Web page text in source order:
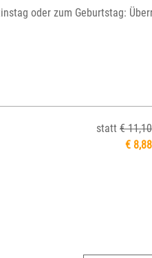
oder zum Geburtstag:
statt € 11,10
€ 8,88